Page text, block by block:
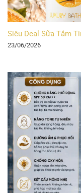
Siêu Deal Sữa Tắm
23/06/2026